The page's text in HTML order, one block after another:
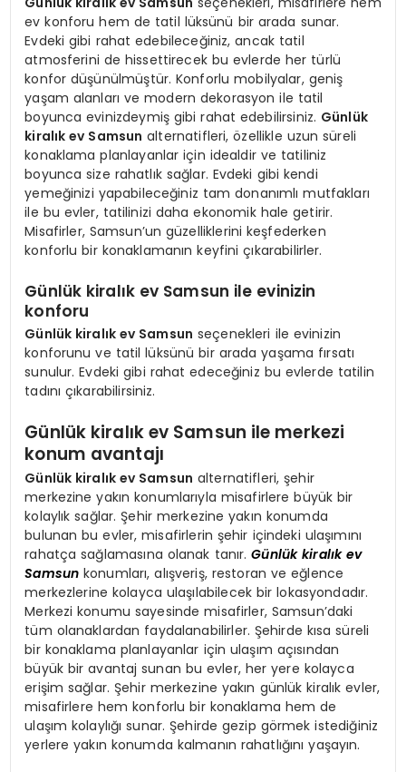
ev konforu hem de tatil lüksünü bir arada sunar.
Evdeki gibi rahat edebileceğiniz, ancak tatil
atmosferini de hissettirecek bu evlerde her türlü
konfor düşünülmüştür. Konforlu mobilyalar, geniş
yaşam alanları ve modern dekorasyon ile tatil
boyunca evinizdeymiş gibi rahat edebilirsiniz. Günlük
kiralık ev Samsun alternatifleri, özellikle uzun süreli
konaklama planlayanlar için idealdir ve tatiliniz
boyunca size rahatlık sağlar. Evdeki gibi kendi
yemeğinizi yapabileceğiniz tam donanımlı mutfakları
ile bu evler, tatilinizi daha ekonomik hale getirir.
Misafirler, Samsun’un güzelliklerini keşfederken
konforlu bir konaklamanın keyfini çıkarabilirler.
Günlük kiralık ev Samsun ile evinizin
konforu
Günlük kiralık ev Samsun seçenekleri ile evinizin
konforunu ve tatil lüksünü bir arada yaşama fırsatı
sunulur. Evdeki gibi rahat edeceğiniz bu evlerde tatilin
tadını çıkarabilirsiniz.
Günlük kiralık ev Samsun ile merkezi
konum avantajı
Günlük kiralık ev Samsun alternatifleri, şehir
merkezine yakın konumlarıyla misafirlere büyük bir
kolaylık sağlar. Şehir merkezine yakın konumda
bulunan bu evler, misafirlerin şehir içindeki ulaşımını
rahatça sağlamasına olanak tanır.Günlük kiralık ev
Samsun konumları, alışveriş, restoran ve eğlence
merkezlerine kolayca ulaşılabilecek bir lokasyondadır.
Merkezi konumu sayesinde misafirler, Samsun’daki
tüm olanaklardan faydalanabilirler. Şehirde kısa süreli
bir konaklama planlayanlar için ulaşım açısından
büyük bir avantaj sunan bu evler, her yere kolayca
erişim sağlar. Şehir merkezine yakın günlük kiralık evler,
misafirlere hem konforlu bir konaklama hem de
ulaşım kolaylığı sunar. Şehirde gezip görmek istediğiniz
yerlere yakın konumda kalmanın rahatlığını yaşayın.